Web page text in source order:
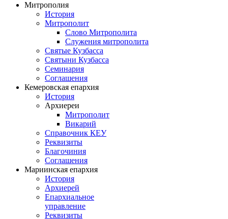
Митрополия
История
Митрополит
Слово Митрополита
Служения митрополита
Святые Кузбасса
Святыни Кузбасса
Семинария
Соглашения
Кемеровская епархия
История
Архиереи
Митрополит
Викарий
Справочник КЕУ
Реквизиты
Благочиния
Соглашения
Мариинская епархия
История
Архиерей
Епархиальное
управление
Реквизиты